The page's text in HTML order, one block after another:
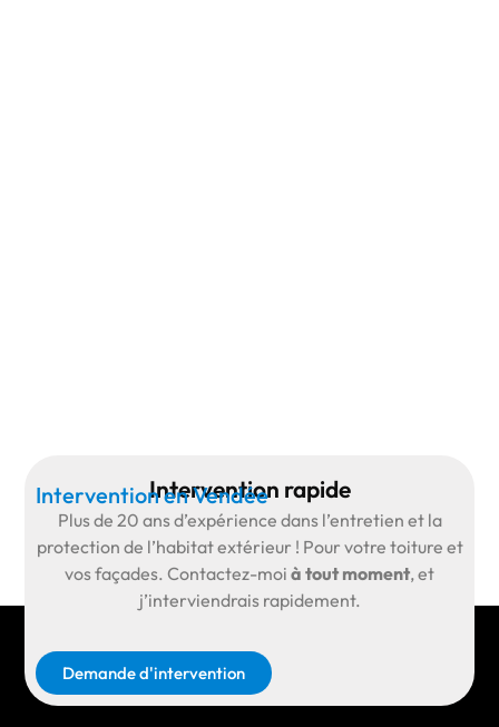
Intervention rapide
Intervention en Vendée
Plus de 20 ans d’expérience dans l’entretien et la
protection de l’habitat extérieur ! Pour votre toiture et
vos façades. Contactez-moi à tout moment, et
j’interviendrais rapidement.
Demande d'intervention